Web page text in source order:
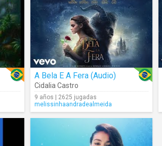
A Bela E A Fera (Audio)
Cidalia Castro
9 años | 2625 jugadas
melissinhaandradealmeida